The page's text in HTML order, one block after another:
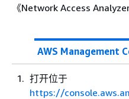
《Network Access
AWS Management
打开位于
https://